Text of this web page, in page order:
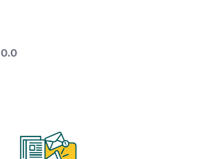
0.0La valoración media es de 0 estrellas de